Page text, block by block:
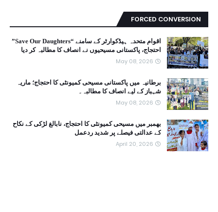
FORCED CONVERSION
اقوام متحدہ ہیڈکوارٹر کے سامنے “Save Our Daughters”
احتجاج، پاکستانی مسیحیوں نے انصاف کا مطالبہ کر دیا
May 08, 2026
برطانیہ میں پاکستانی مسیحی کمیونٹی کا احتجاج؛ ماریہ
شہباز کے لیے انصاف کا مطالبہ۔
May 08, 2026
بھمبر میں مسیحی کمیونٹی کا احتجاج، نابالغ لڑکی کے نکاح
کے عدالتی فیصلے پر شدید ردعمل
April 20, 2026